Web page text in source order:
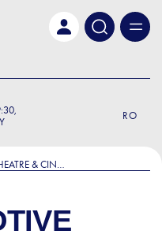
RO
& CINEMA